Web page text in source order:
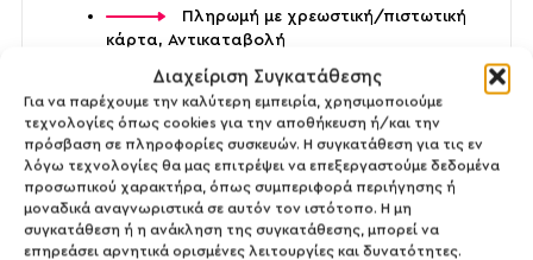
Διαχείριση Συγκατάθεσης
Για να παρέχουμε την καλύτερη εμπειρία, χρησιμοποιούμε
τεχνολογίες όπως cookies για την αποθήκευση ή/και την
πρόσβαση σε πληροφορίες συσκευών. Η συγκατάθεση για τις εν
λόγω τεχνολογίες θα μας επιτρέψει να επεξεργαστούμε δεδομένα
προσωπικού χαρακτήρα, όπως συμπεριφορά περιήγησης ή
μοναδικά αναγνωριστικά σε αυτόν τον ιστότοπο. Η μη
συγκατάθεση ή η ανάκληση της συγκατάθεσης, μπορεί να
επηρεάσει αρνητικά ορισμένες λειτουργίες και δυνατότητες.
Πληρωμή με χρεωστική/πιστωτική
κάρτα, Αντικαταβολή
100% Δερματολογικά ελεγμένα
προϊόντα
100% Ασφαλείς Συναλλαγές
16499
Ετικέτες:Animal Cruelty Free,Gluten Free,Parabens Free,Vegan